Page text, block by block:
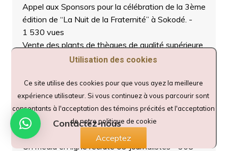
Appel aux Sponsors pour la célébration de la 3ème
édition de “La Nuit de la Fraternité” à Sokodé. -
1 530 vues
Vente des plants de thèques de qualité supérieure
au prix de 2.500 FCFA par pied, disponibles sur
vues
L’ONG PAFED Renforce les Capacités des Jeunes
dans le Cadre du Projet “Sport, Vecteur de
cohésion et d’inclusion Sociale dans les communes
de Tchaoudjo 1 et 2”- 1 221 vues
Un média en ligne recrute 03 Journalistes- 908
Utilisation des cookies
Ce site utilise des cookies pour que vous ayez la meilleure
expérience utilisateur. Si vous continuez à vous parcourir sont
consentants à l'acceptation des témoins précités et l'acceptation
de notre politique de cookie
Acceptez
Contactez-nous